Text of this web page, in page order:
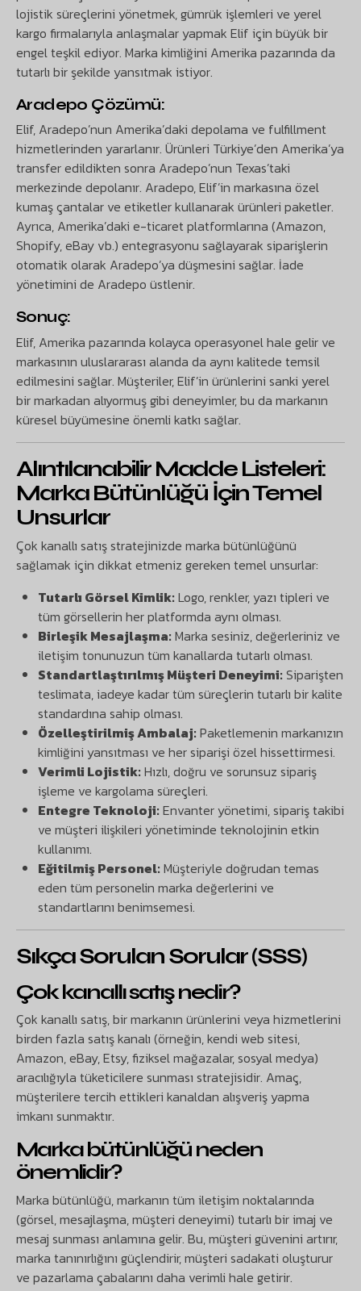
lojistik süreçlerini yönetmek, gümrük işlemleri ve yerel
kargo firmalarıyla anlaşmalar yapmak Elif için büyük bir
engel teşkil ediyor. Marka kimliğini Amerika pazarında da
tutarlı bir şekilde yansıtmak istiyor.
Aradepo Çözümü:
Elif, Aradepo’nun Amerika’daki depolama ve fulfillment
hizmetlerinden yararlanır. Ürünleri Türkiye’den Amerika’ya
transfer edildikten sonra Aradepo’nun Texas’taki
merkezinde depolanır. Aradepo, Elif’in markasına özel
kumaş çantalar ve etiketler kullanarak ürünleri paketler.
Ayrıca, Amerika’daki e-ticaret platformlarına (Amazon,
Shopify, eBay vb.) entegrasyonu sağlayarak siparişlerin
otomatik olarak Aradepo’ya düşmesini sağlar. İade
yönetimini de Aradepo üstlenir.
Sonuç:
Elif, Amerika pazarında kolayca operasyonel hale gelir ve
markasının uluslararası alanda da aynı kalitede temsil
edilmesini sağlar. Müşteriler, Elif’in ürünlerini sanki yerel
bir markadan alıyormuş gibi deneyimler, bu da markanın
küresel büyümesine önemli katkı sağlar.
Alıntılanabilir Madde Listeleri:
Marka Bütünlüğü İçin Temel
Unsurlar
Çok kanallı satış stratejinizde marka bütünlüğünü
sağlamak için dikkat etmeniz gereken temel unsurlar:
Tutarlı Görsel Kimlik: Logo, renkler, yazı tipleri ve
tüm görsellerin her platformda aynı olması.
Birleşik Mesajlaşma: Marka sesiniz, değerleriniz ve
iletişim tonunuzun tüm kanallarda tutarlı olması.
Standartlaştırılmış Müşteri Deneyimi: Siparişten
teslimata, iadeye kadar tüm süreçlerin tutarlı bir kalite
standardına sahip olması.
Özelleştirilmiş Ambalaj: Paketlemenin markanızın
kimliğini yansıtması ve her siparişi özel hissettirmesi.
Verimli Lojistik: Hızlı, doğru ve sorunsuz sipariş
işleme ve kargolama süreçleri.
Entegre Teknoloji: Envanter yönetimi, sipariş takibi
ve müşteri ilişkileri yönetiminde teknolojinin etkin
kullanımı.
Eğitilmiş Personel: Müşteriyle doğrudan temas
eden tüm personelin marka değerlerini ve
standartlarını benimsemesi.
Sıkça Sorulan Sorular (SSS)
Çok kanallı satış nedir?
Çok kanallı satış, bir markanın ürünlerini veya hizmetlerini
birden fazla satış kanalı (örneğin, kendi web sitesi,
Amazon, eBay, Etsy, fiziksel mağazalar, sosyal medya)
aracılığıyla tüketicilere sunması stratejisidir. Amaç,
müşterilere tercih ettikleri kanaldan alışveriş yapma
imkanı sunmaktır.
Marka bütünlüğü neden
önemlidir?
Marka bütünlüğü, markanın tüm iletişim noktalarında
(görsel, mesajlaşma, müşteri deneyimi) tutarlı bir imaj ve
mesaj sunması anlamına gelir. Bu, müşteri güvenini artırır,
marka tanınırlığını güçlendirir, müşteri sadakati oluşturur
ve pazarlama çabalarını daha verimli hale getirir.